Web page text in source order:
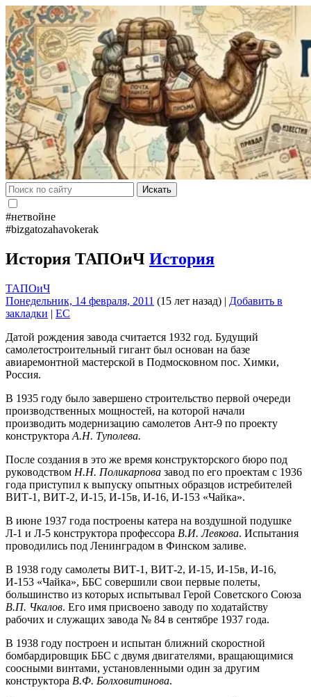
Искать
#нетвойне
#bizgatozahavokerak
История ТАПОиЧ История
ТАПОиЧ
Понедельник, 14 февраля, 2011 (15 лет назад) | Добавить в
закладки | EC
Датой рождения завода считается 1932 год. Будущий
самолетостроительный гигант был основан на базе
авиаремонтной мастерской в Подмосковном пос. Химки,
Россия.
В 1935 году было завершено строительство первой очереди
производственных мощностей, на которой начали
производить модернизацию самолетов Ант-9 по проекту
конструктора А.Н. Туполева.
После создания в это же время конструкторского бюро под
руководством Н.Н. Поликарпова завод по его проектам с 1936
года приступил к выпуску опытных образцов истребителей
ВИТ-1, ВИТ-2, И-15, И-15в, И-16, И-153 «Чайка».
В июне 1937 года построены катера на воздушной подушке
Л-1 и Л-5 конструктора профессора В.И. Левкова. Испытания
проводились под Ленинградом в Финском заливе.
В 1938 году самолеты ВИТ-1, ВИТ-2, И-15, И-15в, И-16,
И-153 «Чайка», ББС совершили свои первые полеты,
большинство из которых испытывал Герой Советского Союза
В.П. Чкалов. Его имя присвоено заводу по ходатайству
рабочих и служащих завода № 84 в сентябре 1937 года.
В 1938 году построен и испытан ближний скоростной
бомбардировщик ББС с двумя двигателями, вращающимися
соосными винтами, установленными один за другим
конструктора В.Ф. Болховитинова.